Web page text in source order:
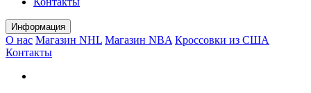
Информация
О нас Магазин NHL Магазин NBA Кроссовки из США
Контакты